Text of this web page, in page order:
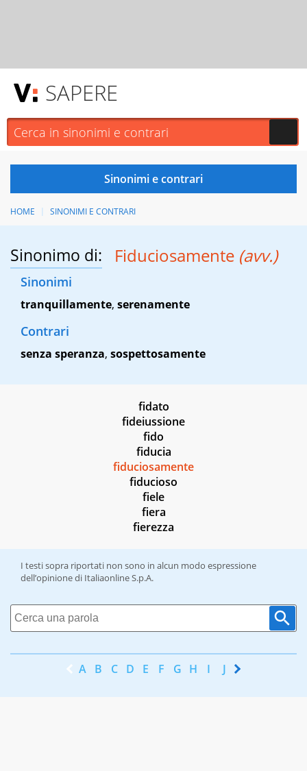
SAPERE
HOME SINONIMI E CONTRARI
Sinonimo di: Fiduciosamente (avv.)
Sinonimi
tranquillamente, serenamente
Contrari
senza speranza, sospettosamente
fidato
fideiussione
fido
fiducia
fiduciosamente
fiducioso
fiele
fiera
fierezza
I testi sopra riportati non sono in alcun modo espressione
dell’opinione di Italiaonline S.p.A.
A B C D E F G H I J K